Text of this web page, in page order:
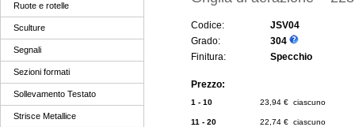
Ruote e rotelle
Sculture
Segnali
Sezioni formati
Sollevamento Testato
Strisce Metallice
Codice:
JSV04
Grado:
304
Finitura:
Specchio
Prezzo:
1 - 10 23,94 € ciascuno
11 - 20 22,74 € ciascuno